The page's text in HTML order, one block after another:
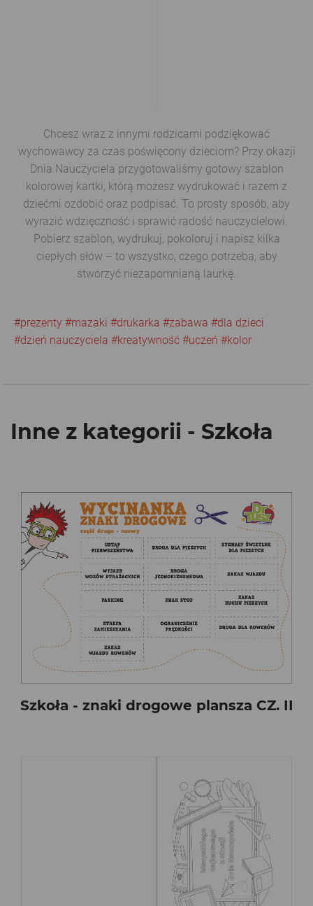
Chcesz wraz z innymi rodzicami podziękować
wychowawcy za czas poświęcony dzieciom? Przy okazji
Dnia Nauczyciela przygotowaliśmy gotowy szablon
kolorowej kartki, którą możesz wydrukować i razem z
dziećmi ozdobić oraz podpisać. To prosty sposób, aby
wyrazić wdzięczność i sprawić radość nauczycielowi.
Pobierz szablon, wydrukuj, pokoloruj i napisz kilka
ciepłych słów – to wszystko, czego potrzeba, aby
stworzyć niezapomnianą laurkę.
#prezenty #mazaki #drukarka #zabawa #dla dzieci
#dzień nauczyciela #kreatywność #uczeń #kolor
Inne z kategorii - Szkoła
Szkoła - znaki drogowe plansza CZ. II